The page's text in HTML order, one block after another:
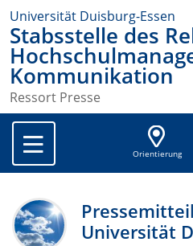
Universität Duisburg-Essen
Stabsstelle des
Kommunikation
Ressort Presse
Orientierung
Universität